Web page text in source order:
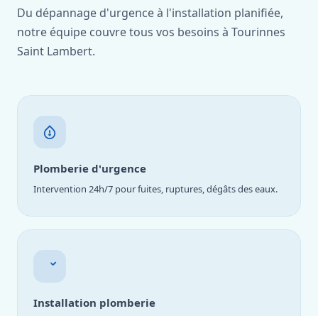
Du dépannage d'urgence à l'installation planifiée,
notre équipe couvre tous vos besoins à Tourinnes
Saint Lambert.
Plomberie d'urgence
Intervention 24h/7 pour fuites, ruptures, dégâts des eaux.
Installation plomberie